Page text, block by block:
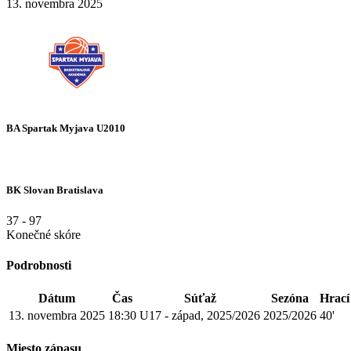
13. novembra 2025
BA Spartak Myjava U2010
BK Slovan Bratislava
37 - 97
Konečné skóre
Podrobnosti
Dátum Čas Súťaž Sezóna
Hrací
13. novembra 2025 18:30 U17 - západ, 2025/2026 2025/2026 40'